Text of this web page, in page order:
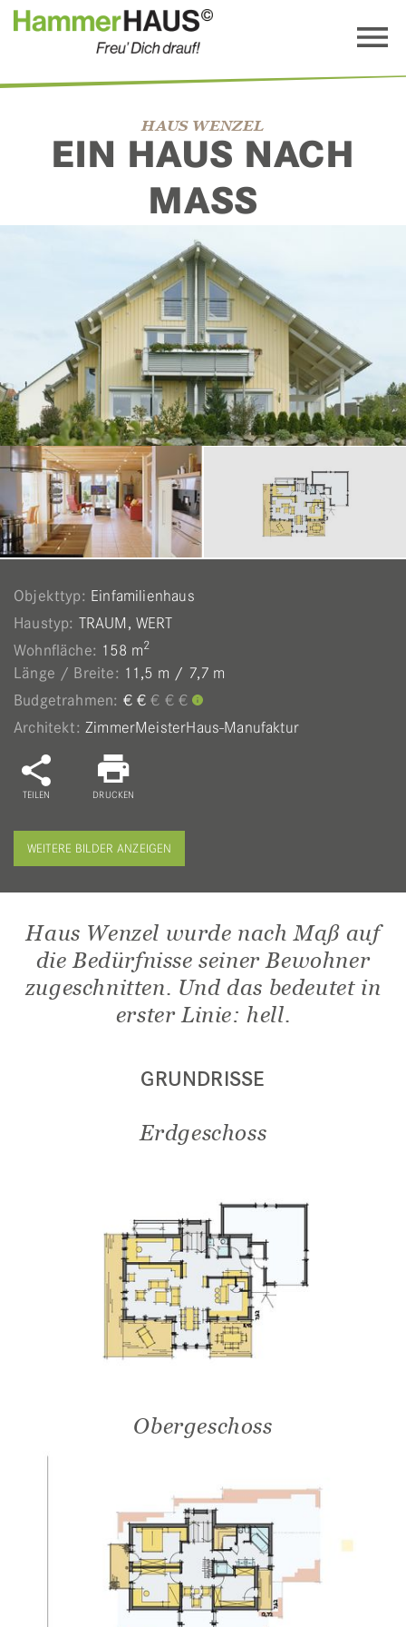
HAUS WENZEL
EIN HAUS NACH
MASS
Objekttyp: Einfamilienhaus
Haustyp: TRAUM, WERT
Wohnfläche: 158 m2
Länge / Breite: 11,5 m / 7,7 m
Budgetrahmen: € € € € €
Architekt: ZimmerMeisterHaus-Manufaktur
TEILEN DRUCKEN
WEITERE BILDER ANZEIGEN
Haus Wenzel wurde nach Maß auf
die Bedürfnisse seiner Bewohner
zugeschnitten. Und das bedeutet in
erster Linie: hell.
GRUNDRISSE
Erdgeschoss
Obergeschoss